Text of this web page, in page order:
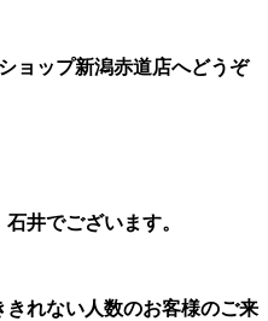
ョップ新潟赤道店へどうぞ
井でございます。
れない人数のお客様のご来